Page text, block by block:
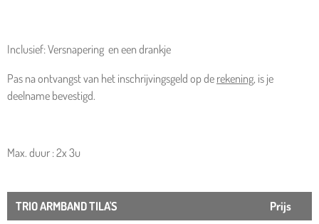
Inclusief: Versnapering en een drankje
Pas na ontvangst van het inschrijvingsgeld op derekening, is je
deelname bevestigd.
​Max. duur : 2x 3u
TRIO ARMBAND TILA'S
Prijs